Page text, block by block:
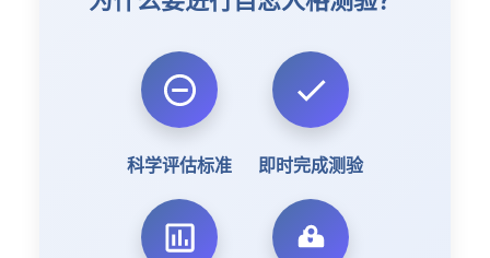
科学评估标准 即时完成测验